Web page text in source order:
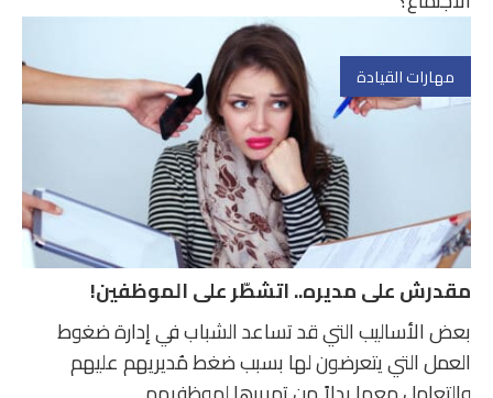
مهارات القيادة
مقدرش على مديره.. اتشطّر على الموظفين!
بعض الأساليب التي قد تساعد الشباب في إدارة ضغوط
العمل التي يتعرضون لها بسبب ضغط مُديريهم عليهم